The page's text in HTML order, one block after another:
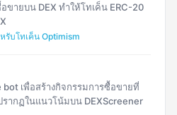
ขายบน DEX ทำให้โทเค็น ERC-20
รับโทเค็น Optimism
bot เพื่อสร้างกิจกรรมการซื้อขายที่
รากฏในแนวโน้มบน DEXScreener